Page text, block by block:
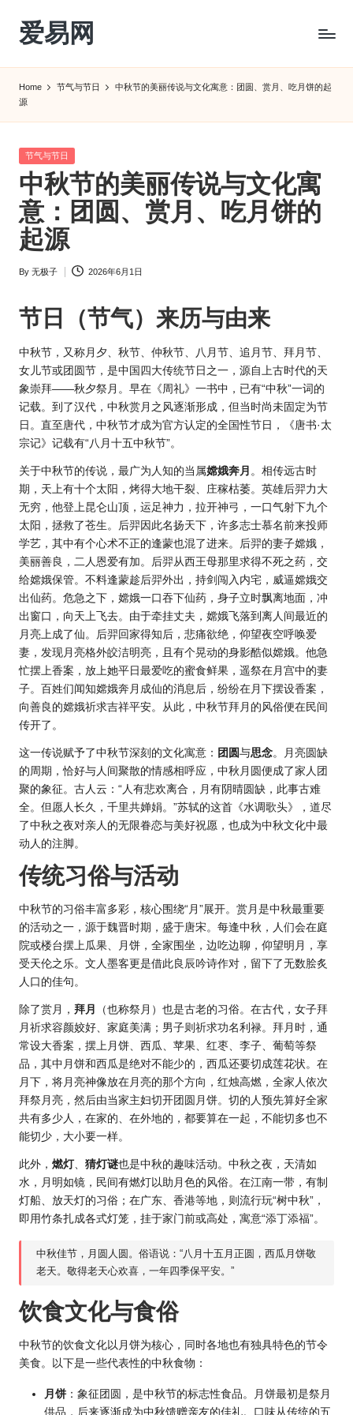
Skip
content
爱易网
阳
农
历
阴
历
查
询
Home 节气与节日
中秋节的美丽传说与文化寓意：团圆、赏月、吃月饼的起
源
Posted
节气与节日
中秋节的美丽传说与文化寓
意：团圆、赏月、吃月饼的
起源
Posted
By 无极子 2026年6月1日
节日（节气）来历与由来
中秋节，又称月夕、秋节、仲秋节、八月节、追月节、拜月节、
女儿节或团圆节，是中国四大传统节日之一，源自上古时代的天
象崇拜——秋夕祭月。早在《周礼》一书中，已有“中秋”一词的
记载。到了汉代，中秋赏月之风逐渐形成，但当时尚未固定为节
日。直至唐代，中秋节才成为官方认定的全国性节日，《唐书·太
宗记》记载有“八月十五中秋节”。
关于中秋节的传说，最广为人知的当属嫦娥奔月 。相传远古时
期，天上有十个太阳，烤得大地干裂、庄稼枯萎。英雄后羿力大
无穷，他登上昆仑山顶，运足神力，拉开神弓，一口气射下九个
太阳，拯救了苍生。后羿因此名扬天下，许多志士慕名前来投师
学艺，其中有个心术不正的逢蒙也混了进来。后羿的妻子嫦娥，
美丽善良，二人恩爱有加。后羿从西王母那里求得不死之药，交
给嫦娥保管。不料逢蒙趁后羿外出，持剑闯入内宅，威逼嫦娥交
出仙药。危急之下，嫦娥一口吞下仙药，身子立时飘离地面，冲
出窗口，向天上飞去。由于牵挂丈夫，嫦娥飞落到离人间最近的
月亮上成了仙。后羿回家得知后，悲痛欲绝，仰望夜空呼唤爱
妻，发现月亮格外皎洁明亮，且有个晃动的身影酷似嫦娥。他急
忙摆上香案，放上她平日最爱吃的蜜食鲜果，遥祭在月宫中的妻
子。百姓们闻知嫦娥奔月成仙的消息后，纷纷在月下摆设香案，
向善良的嫦娥祈求吉祥平安。从此，中秋节拜月的风俗便在民间
传开了。
这一传说赋予了中秋节深刻的文化寓意： 团圆与思念。月亮圆缺
的周期，恰好与人间聚散的情感相呼应，中秋月圆便成了家人团
聚的象征。古人云：“人有悲欢离合，月有阴晴圆缺，此事古难
全。但愿人长久，千里共婵娟。”苏轼的这首《水调歌头》，道尽
了中秋之夜对亲人的无限眷恋与美好祝愿，也成为中秋文化中最
动人的注脚。
传统习俗与活动
中秋节的习俗丰富多彩，核心围绕“月”展开。赏月是中秋最重要
的活动之一，源于魏晋时期，盛于唐宋。每逢中秋，人们会在庭
院或楼台摆上瓜果、月饼，全家围坐，边吃边聊，仰望明月，享
受天伦之乐。文人墨客更是借此良辰吟诗作对，留下了无数脍炙
人口的佳句。
除了赏月， 拜月
（也称祭月）也是古老的习俗。在古代，女子拜
月祈求容颜姣好、家庭美满；男子则祈求功名利禄。拜月时，通
常设大香案，摆上月饼、西瓜、苹果、红枣、李子、葡萄等祭
品，其中月饼和西瓜是绝对不能少的，西瓜还要切成莲花状。在
月下，将月亮神像放在月亮的那个方向，红烛高燃，全家人依次
拜祭月亮，然后由当家主妇切开团圆月饼。切的人预先算好全家
共有多少人，在家的、在外地的，都要算在一起，不能切多也不
能切少，大小要一样。
此外， 燃灯、 猜灯谜也是中秋的趣味活动。中秋之夜，天清如
水，月明如镜，民间有燃灯以助月色的风俗。在江南一带，有制
灯船、放天灯的习俗；在广东、香港等地，则流行玩“树中秋”，
即用竹条扎成各式灯笼，挂于家门前或高处，寓意“添丁添福”。
中秋佳节，月圆人圆。俗语说：“八月十五月正圆，西瓜月饼敬
老天。敬得老天心欢喜，一年四季保平安。”
饮食文化与食俗
中秋节的饮食文化以月饼为核心，同时各地也有独具特色的节令
美食。以下是一些代表性的中秋食物：
月饼：象征团圆，是中秋节的标志性食品。月饼最初是祭月
供品，后来逐渐成为中秋馈赠亲友的佳礼。口味从传统的五